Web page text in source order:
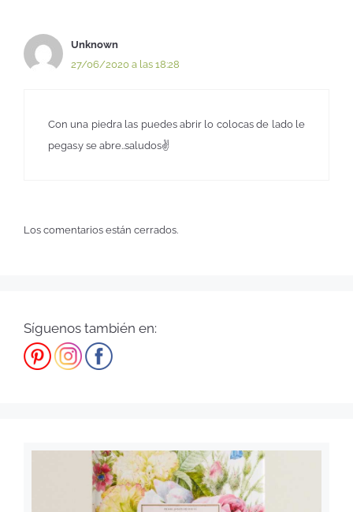
Unknown
27/06/2020 a las 18:28
Con una piedra las puedes abrir lo colocas de lado le
pegas.y se abre..saludos✌
Los comentarios están cerrados.
Síguenos también en: